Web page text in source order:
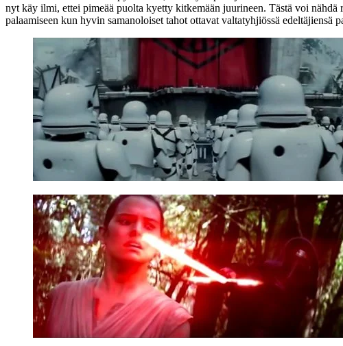
nyt käy ilmi, ettei pimeää puolta kyetty kitkemään juurineen. Tästä voi
palaamiseen kun hyvin samanoloiset tahot ottavat valtatyhjiössä edeltäjiensä